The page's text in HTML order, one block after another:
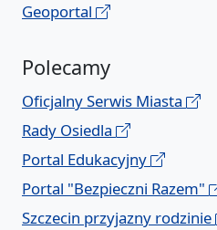
Geoportal
Polecamy
Oficjalny Serwis Miasta
Rady Osiedla
Portal Edukacyjny
Portal "Bezpieczni Razem"
Szczecin przyjazny rodzinie